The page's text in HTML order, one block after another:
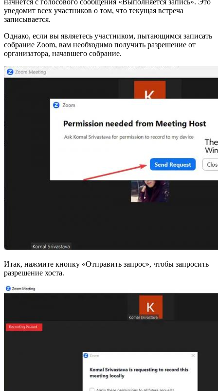
уведомит всех участников о том, что текущая встреча
записывается.
Однако, если вы являетесь участником, пытающимся записать
собрание Zoom, вам необходимо получить разрешение от
организатора, начавшего собрание.
Итак, нажмите кнопку «Отправить запрос», чтобы запросить
разрешение хоста.